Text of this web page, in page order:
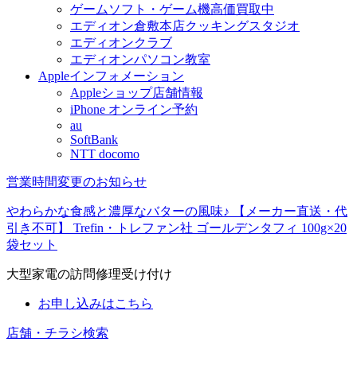
ゲームソフト・ゲーム機高価買取中
エディオン倉敷本店クッキングスタジオ
エディオンクラブ
エディオンパソコン教室
Appleインフォメーション
Appleショップ店舗情報
iPhone オンライン予約
au
SoftBank
NTT docomo
営業時間変更のお知らせ
やわらかな食感と濃厚なバターの風味♪ 【メーカー直送・代
引き不可】 Trefin・トレファン社 ゴールデンタフィ 100g×20
袋セット
大型家電の訪問修理受け付け
お申し込みはこちら
店舗・チラシ検索